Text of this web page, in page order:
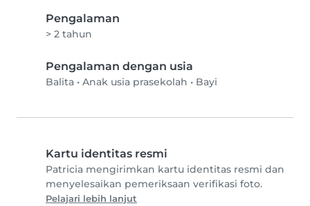
Pengalaman
> 2 tahun
Pengalaman dengan usia
Balita • Anak usia prasekolah • Bayi
Kartu identitas resmi
Patricia mengirimkan kartu identitas resmi dan
menyelesaikan pemeriksaan verifikasi foto.
Pelajari lebih lanjut